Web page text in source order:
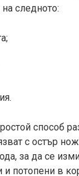
следното:
способ
с остър
за да се
потопени в